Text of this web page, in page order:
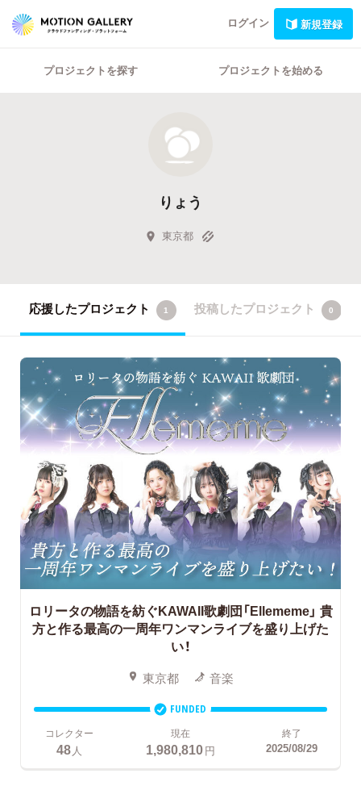
ログイン 新規登録
プロジェクトを探す プロジェクトを始める
りょう
東京都
応援したプロジェクト 1 投稿したプロジェクト 0
ロリータの物語を紡ぐKAWAII歌劇団「Ellememe」 貴
方と作る最高の一周年ワンマンライブを盛り上げた
い！
東京都 音楽
FUNDED
コレクター
48 人
現在
1,980,810円
終了
2025/08/29